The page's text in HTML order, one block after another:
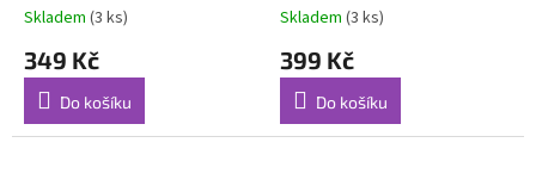
Skladem (3 ks)
349 Kč
Do košíku
Skladem (3 ks)
399 Kč
Do košíku